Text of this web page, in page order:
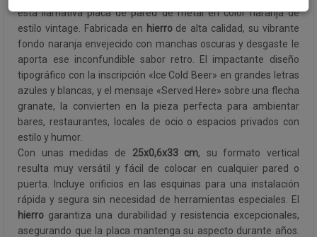
esta llamativa placa de pared de metal en color naranja de
estilo vintage. Fabricada en hierrode alta calidad, su vibrante
fondo naranja envejecido con manchas oscuras y desgaste le
aporta ese inconfundible sabor retro. El impactante diseño
tipográfico con la inscripción «Ice Cold Beer» en grandes letras
azules y blancas, y el mensaje «Served Here» sobre una flecha
granate, la convierten en la pieza perfecta para ambientar
bares, restaurantes, locales de ocio o espacios privados con
estilo y humor.
Con unas medidas de 25x0,6x33 cm, su formato vertical
resulta muy versátil y fácil de colocar en cualquier pared o
puerta. Incluye orificios en las esquinas para una instalación
rápida y segura sin necesidad de herramientas especiales. El
hierro garantiza una durabilidad y resistencia excepcionales,
asegurando que la placa mantenga su aspecto durante años.